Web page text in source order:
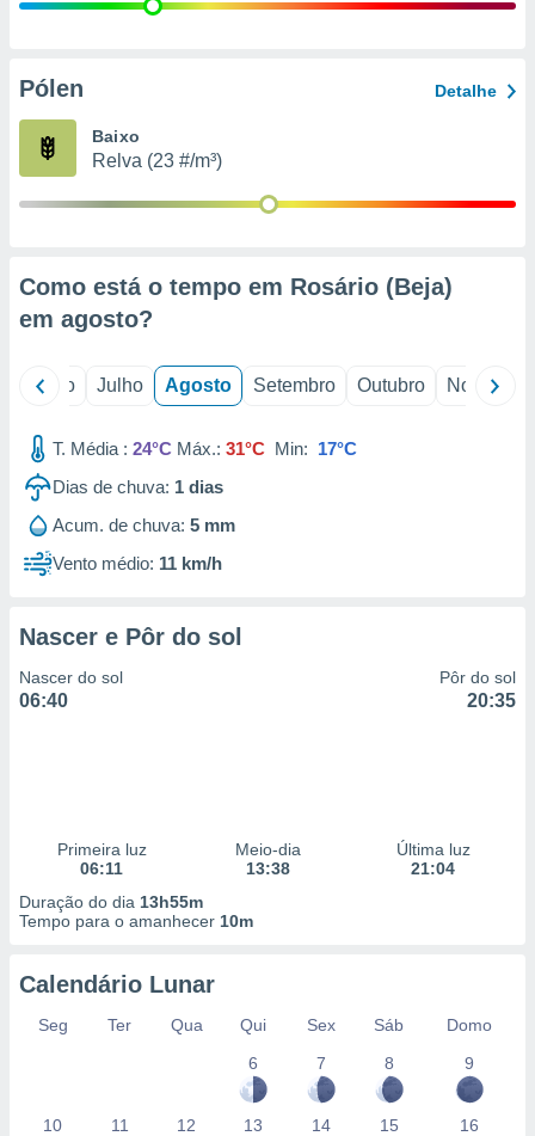
e
de
Pólen Detalhe
Baixo
Relva (23 #/m³)
Como está o tempo em Rosário (Beja)
em agosto?
Junho Julho Agosto Setembro Outubro Novembro
T. Média : 24°C Máx.: 31°C Min: 17°C
Dias de chuva: 1 dias
Acum. de chuva: 5 mm
Vento médio: 11 km/h
Nascer e Pôr do sol
Nascer do sol
06:40
Pôr do sol
20:35
Primeira luz
06:11
Meio-dia
13:38
Última luz
21:04
Duração do dia 13h55m
Tempo para o amanhecer 10m
Calendário Lunar
Seg Ter Qua Qui Sex Sáb
Domo
6
7 8 9
10 11 12 13 14 15 16